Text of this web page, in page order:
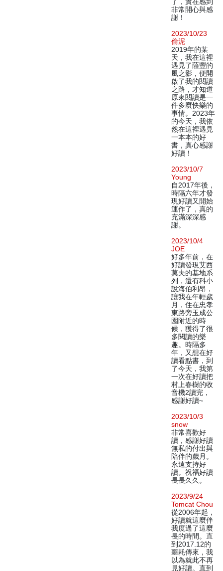
非常開心與感
謝！
2023/10/23
偷泥
2019年的某
天，我在這裡
遇見了薩豐的
風之影，便開
啟了我的閱讀
之路，才知道
原來閱讀是一
件多麼快樂的
事情。2023年
的今天，我依
然在這裡遇見
一本本的好
書，真心感謝
好讀！
2023/10/7
Young
自2017年後，
時隔六年才發
現好讀又開始
運作了，真的
充滿深深感
謝。
2023/10/4
JOE
好多年前，在
好讀發現艾西
莫夫的基地系
列，還有科小
說海伯利昂，
讓我在年輕歲
月，住在忠孝
東路旁玉成公
園附近的時
候，獲得了很
多閱讀的樂
趣。時隔多
年，又想在好
讀看點書，到
了今天，我第
一次在好讀把
村上春樹的收
音機2讀完，
感謝好讀~
2023/10/3
snow
非常喜歡好
讀，感謝好讀
無私的付出與
陪伴的歲月。
永遠支持好
讀。祝福好讀
長長久久。
2023/9/24
Tomcat Chou
從2006年起，
好讀就這麼伴
我度過了這麼
長的時間。直
到2017.12的
噩耗傳來，我
以為就此不再
見好讀。直到